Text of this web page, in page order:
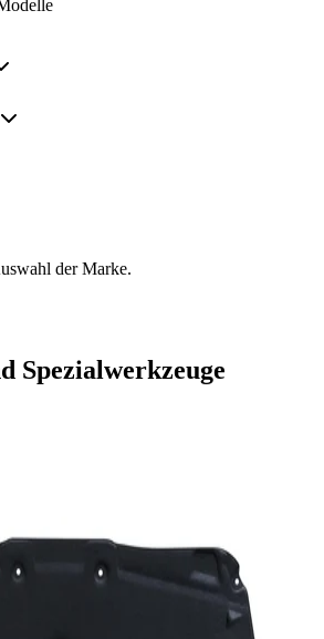
der Marke.
Spezialwerkzeuge